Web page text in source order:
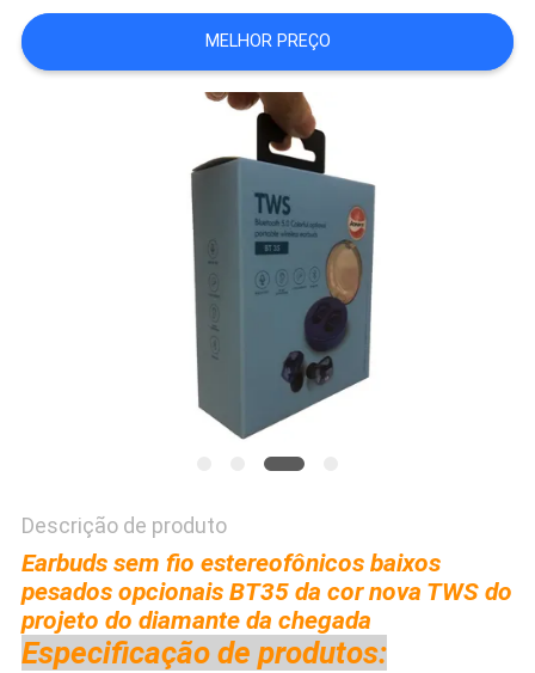
SITE
MELHOR PREÇO
Descrição de produto
Earbuds sem fio estereofônicos baixos
pesados opcionais BT35 da cor nova TWS do
projeto do diamante da chegada
Especificação de produtos: